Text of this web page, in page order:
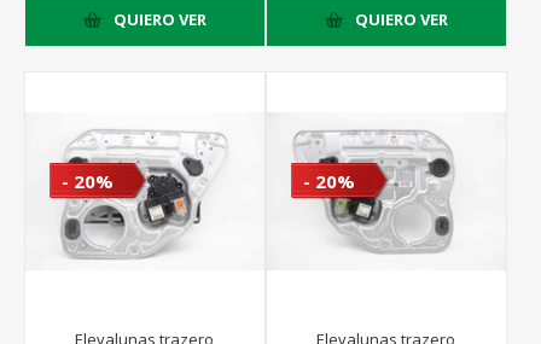
QUIERO VER QUIERO VER
- 20% - 20%